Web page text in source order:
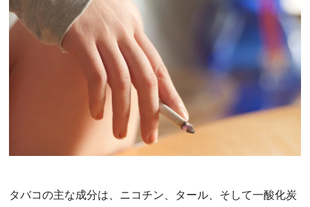
タバコの主な成分は、ニコチン、タール、そして一酸化炭